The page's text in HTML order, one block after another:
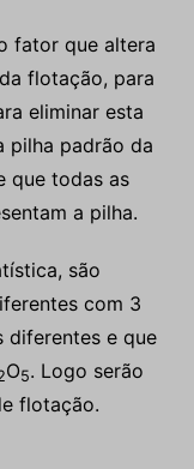
fator que altera
flotação, para
eliminar esta
pilha padrão da
que todas as
a pilha.
são
com 3
diferentes e que
O5. Logo serão
flotação.